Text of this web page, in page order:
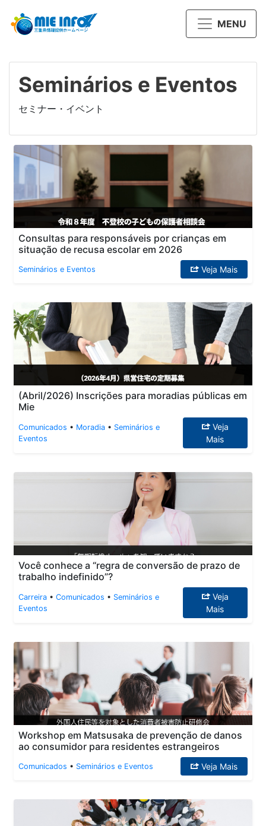
MENU
Seminários e Eventos
セミナー・イベント
Consultas para responsáveis por crianças em
situação de recusa escolar em 2026
Seminários e Eventos Veja Mais
(Abril/2026) Inscrições para moradias públicas em
Mie
Comunicados • Moradia • Seminários e
Eventos
Veja
Mais
Você conhece a “regra de conversão de prazo de
trabalho indefinido”?
Carreira • Comunicados • Seminários e
Eventos
Veja
Mais
Workshop em Matsusaka de prevenção de danos
ao consumidor para residentes estrangeiros
Comunicados • Seminários e Eventos Veja Mais